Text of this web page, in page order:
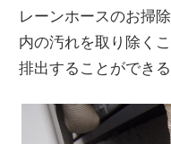
レーンホースのお掃
内の汚れを取り除く
排出することができ